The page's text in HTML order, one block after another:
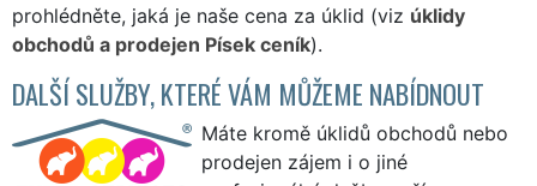
prohlédněte, jaká je naše cena za úklid (viz úklidy
obchodů a prodejen Písek ceník).
DALŠÍ SLUŽBY, KTERÉ VÁM MŮŽEME NABÍDNOUT
Máte kromě úklidů obchodů nebo
prodejen zájem i o jiné